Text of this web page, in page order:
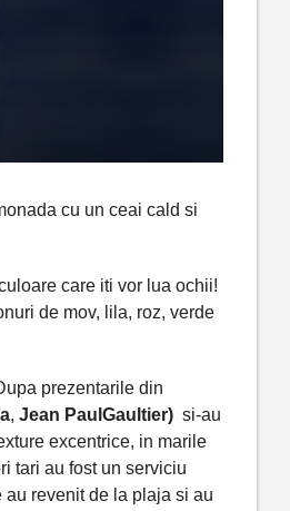
cu un ceai cald si
care iti vor lua ochii!
de mov, lila, roz, verde
prezentarile din
, Jean PaulGaultier)si-au
excentrice, in marile
tari au fost un serviciu
revenit de la plaja si au